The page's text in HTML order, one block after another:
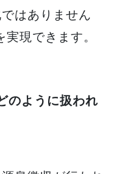
はありません
現できます。
のように扱われ